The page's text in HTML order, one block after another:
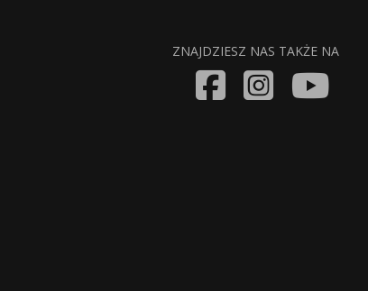
ZNAJDZIESZ NAS TAKŻE NA